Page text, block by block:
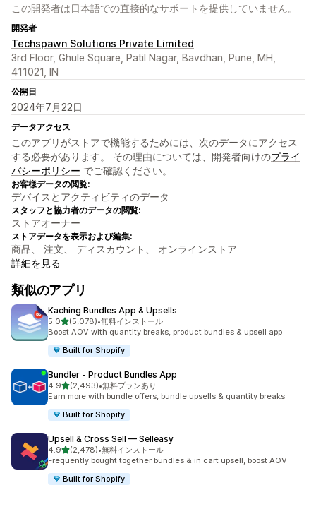
この開発者は日本語での直接的なサポートを提供していません。
開発者
Techspawn Solutions Private Limited
3rd Floor, Ghule Square, Patil Nagar, Bavdhan, Pune, MH,
411021, IN
公開日
2024年7月22日
データアクセス
このアプリがストアで機能するためには、次のデータにアクセス
する必要があります。 その理由については、開発者向けのプライ
バシーポリシー でご確認ください。
お客様データの閲覧:
デバイスとアクティビティのデータ
スタッフと協力者のデータの閲覧:
ストアオーナー
ストアデータを表示および編集:
商品、 注文、 ディスカウント、 オンラインストア
詳細を見る
類似のアプリ
Kaching Bundles App & Upsells
5.05つ星中
(5,078)
合計レビュー数：5078件
•無料インストール
Boost AOV with quantity breaks, product bundles & upsell app
Built for Shopify
Bundler ‑ Product Bundles App
4.95つ星中
(2,493)
合計レビュー数：2493件
•無料プランあり
Earn more with bundle offers, bundle upsells & quantity breaks
Built for Shopify
Upsell & Cross Sell — Selleasy
4.95つ星中
(2,478)
合計レビュー数：2478件
•無料インストール
Frequently bought together bundles & in cart upsell, boost AOV
Built for Shopify